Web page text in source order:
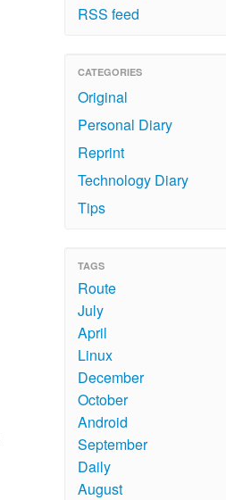
RSS feed
CATEGORIES
Original
Personal Diary
Reprint
Technology Diary
Tips
TAGS
Route
July
April
Linux
December
October
Android
September
Daily
August